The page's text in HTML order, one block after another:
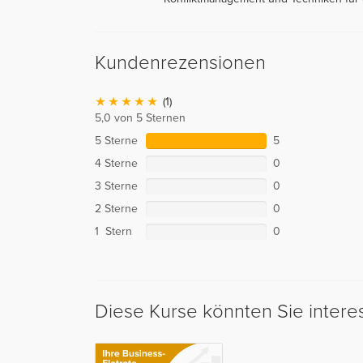
Kundenrezensionen
(1)
5,0 von 5 Sternen
5 Sterne
5
4 Sterne
0
3 Sterne
0
2 Sterne
0
1 Stern
0
Diese Kurse könnten Sie